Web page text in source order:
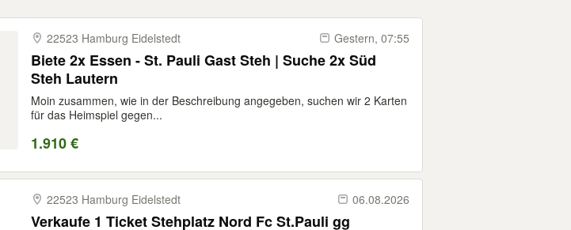
22523 Hamburg Eidelstedt
Gestern, 07:55
Biete 2x Essen - St. Pauli Gast Steh | Suche 2x Süd
Steh Lautern
Moin zusammen, wie in der Beschreibung angegeben, suchen wir 2 Karten
für das Heimspiel gegen...
1.910 €
22523 Hamburg Eidelstedt 06.08.2026
Verkaufe 1 Ticket Stehplatz Nord Fc St.Pauli gg